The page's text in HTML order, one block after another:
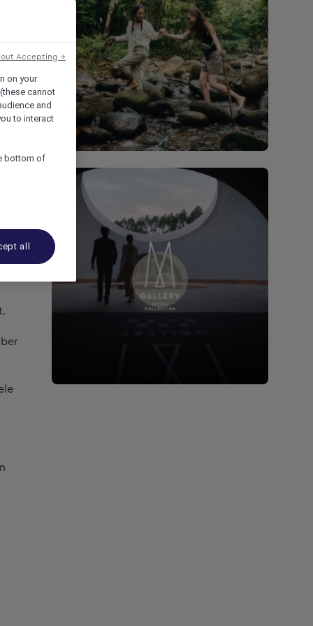
on your
cannot
and
to interact
bottom of
all
Accepting →